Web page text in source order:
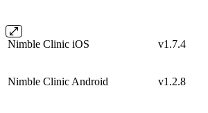
Nimble Clinic iOS v1.7.4
Nimble Clinic Android v1.2.8